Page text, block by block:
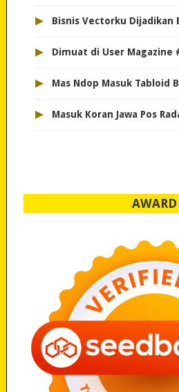
▸ Bisnis Vectorku Dijadikan
▸ Dimuat di User Magazine
▸ Mas Ndop Masuk Tabloid
▸ Masuk Koran Jawa Pos
AWARD